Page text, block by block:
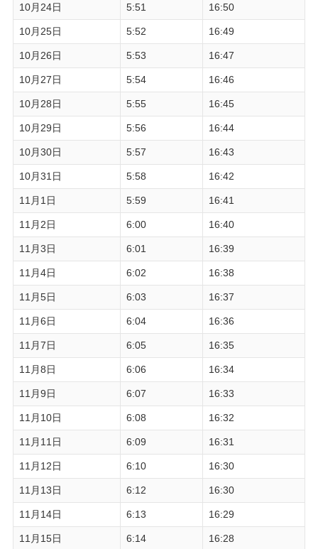
10月24日 5:51 16:50
10月25日 5:52 16:49
10月26日 5:53 16:47
10月27日 5:54 16:46
10月28日 5:55 16:45
10月29日 5:56 16:44
10月30日 5:57 16:43
10月31日 5:58 16:42
11月1日 5:59 16:41
11月2日 6:00 16:40
11月3日 6:01 16:39
11月4日 6:02 16:38
11月5日 6:03 16:37
11月6日 6:04 16:36
11月7日 6:05 16:35
11月8日 6:06 16:34
11月9日 6:07 16:33
11月10日 6:08 16:32
11月11日 6:09 16:31
11月12日 6:10 16:30
11月13日 6:12 16:30
11月14日 6:13 16:29
11月15日 6:14 16:28